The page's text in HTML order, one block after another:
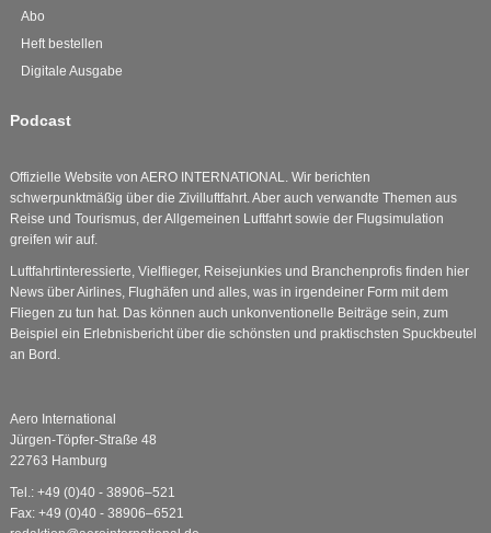
Abo
Heft bestellen
Digitale Ausgabe
Podcast
Offizielle Website von AERO INTERNATIONAL. Wir berichten
schwerpunktmäßig über die Zivilluftfahrt. Aber auch verwandte Themen aus
Reise und Tourismus, der Allgemeinen Luftfahrt sowie der Flugsimulation
greifen wir auf.
Luftfahrtinteressierte, Vielflieger, Reisejunkies und Branchenprofis finden hier
News über Airlines, Flughäfen und alles, was in irgendeiner Form mit dem
Fliegen zu tun hat. Das können auch unkonventionelle Beiträge sein, zum
Beispiel ein Erlebnisbericht über die schönsten und praktischsten Spuckbeutel
an Bord.
Aero International
Jürgen-Töpfer-Straße 48
22763 Hamburg
Tel.: +49 (0)40 - 38906–521
Fax: +49 (0)40 - 38906–6521